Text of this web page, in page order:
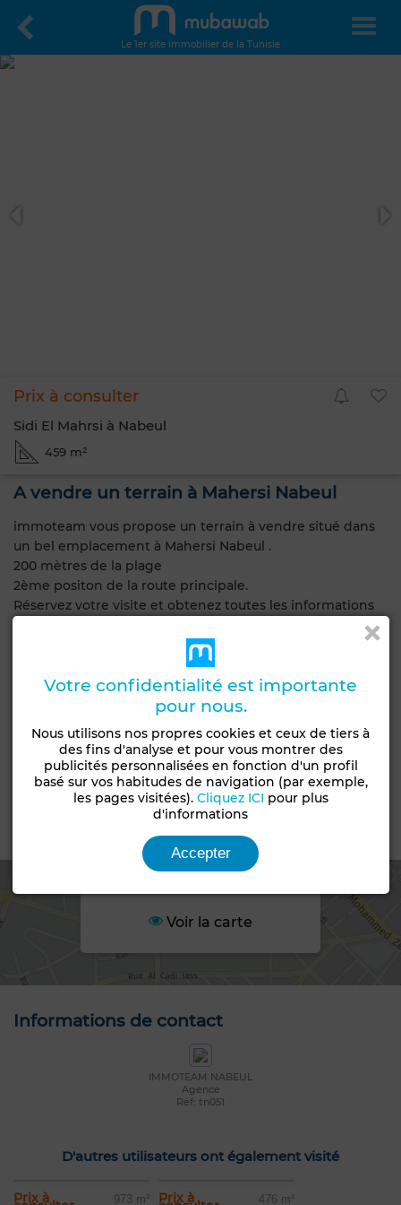
Le 1er site immobilier de la Tunisie
Prix à consulter
Sidi El Mahrsi à Nabeul
459 m²
A vendre un terrain à Mahersi Nabeul
immoteam vous propose un terrain à vendre situé dans
un bel emplacement à Mahersi Nabeul .
200 mètres de la plage
2ème positon de la route principale.
Réservez votre visite et obtenez toutes les informations
Visite du bien disponible 7/7 et Gratuite.
Caractéristiques générales
Type de bien
Terrain
Type de terrain
Groupement
d'habitation
Voir la carte
Informations de contact
IMMOTEAM NABEUL
Agence
Réf: tn051
D'autres utilisateurs ont également visité
Prix à 973 m² Prix à 476 m²
Votre confidentialité est importante
pour nous.
Nous utilisons nos propres cookies et ceux de tiers à
des fins d'analyse et pour vous montrer des
publicités personnalisées en fonction d'un profil
basé sur vos habitudes de navigation (par exemple,
les pages visitées). Cliquez ICI pour plus
d'informations
Accepter